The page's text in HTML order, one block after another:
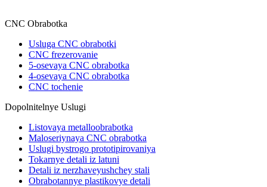
CNC Obrabotka
Usluga CNC obrabotki
CNC frezerovanie
5-osevaya CNC obrabotka
4-osevaya CNC obrabotka
CNC tochenie
Dopolnitelnye Uslugi
Listovaya metalloobrabotka
Maloseriynaya CNC obrabotka
Uslugi bystrogo prototipirovaniya
Tokarnye detali iz latuni
Detali iz nerzhaveyushchey stali
Obrabotannye plastikovye detali